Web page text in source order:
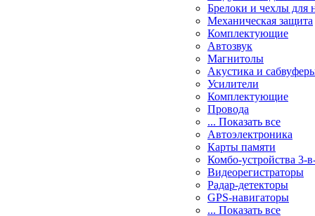
Брелоки и чехлы для
Механическая защита
Комплектующие
Автозвук
Магнитолы
Акустика и
Усилители
Комплектующие
Провода
... Показать все
Автоэлектроника
Карты памяти
Комбо-устройства 3-
Видеорегистраторы
Радар-детекторы
GPS-навигаторы
... Показать все